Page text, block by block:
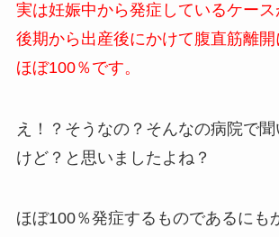
実は妊娠中から発症しているケー
後期から出産後にかけて腹直筋離
ほぼ100％です。
え！？そうなの？ そんなの病院で
けど？と思いましたよね？
ほぼ100％発症するものであるにも